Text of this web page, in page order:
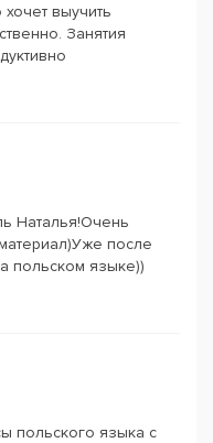
выучить
Занятия
Наталья!Очень
после
польском языке))
польского языка с